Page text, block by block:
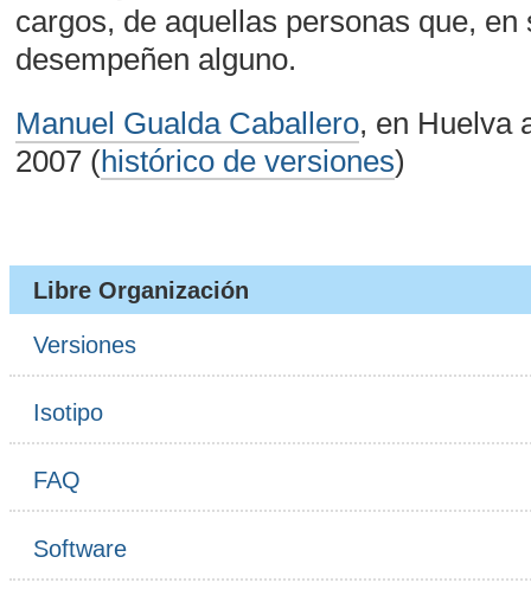
cargos, de aquellas personas que, en
desempeñen alguno.
Manuel Gualda Caballero, en Huelva
2007 (histórico de versiones)
Libre Organización
Versiones
Isotipo
FAQ
Software